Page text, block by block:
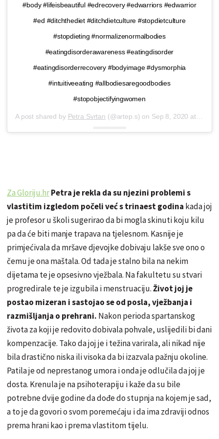
#body #lifeisbeautiful #edrecovery #edwarriors #edwarrior
#ed #ditchthediet #ditchdietculture #stopdietculture
#stopdieting #normalizenormalbodies
#eatingdisorderawareness #eatingdisorder
#eatingdisorderrecovery #bodyimage #dysmorphia
#intuitiveeating #allbodiesaregoodbodies
#stopobjectifyingwomen
A post shared by Petra Svrtan (@artep.s) on Sep 8, 2020 at 4:08am PDT
Za Gloriju.hrPetra je rekla da su njezini problemi s
vlastitim izgledom počeli već s trinaest godina kada joj
je profesor u školi sugerirao da bi mogla skinuti koju kilu
pa da će biti manje trapava na tjelesnom. Kasnije je
primjećivala da mršave djevojke dobivaju lakše sve ono o
čemu je ona maštala. Od tada je stalno bila na nekim
dijetama te je opsesivno vježbala. Na fakultetu su stvari
progredirale te je izgubila i menstruaciju.Život joj je
postao mizeran i sastojao se od posla, vježbanja i
razmišljanja o prehrani. Nakon perioda spartanskog
života za koji je redovito dobivala pohvale, uslijedili bi dani
kompenzacije. Tako da joj je i težina varirala, ali nikad nije
bila drastično niska ili visoka da bi izazvala pažnju okoline.
Patila je od neprestanog umora i onda je odlučila da joj je
dosta. Krenula je na psihoterapiju i kaže da su bile
potrebne dvije godine da dođe do stupnja na kojem je sad,
a to je da govori o svom poremećaju i da ima zdraviji odnos
prema hrani kao i prema vlastitom tijelu.